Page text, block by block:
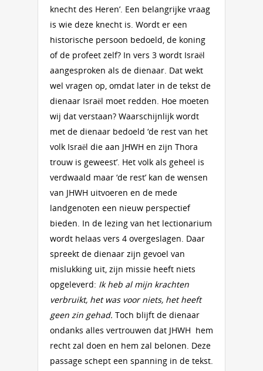
knecht des Heren’. Een belangrijke vraag
is wie deze knecht is. Wordt er een
historische persoon bedoeld, de koning
of de profeet zelf? In vers 3 wordt Israël
aangesproken als de dienaar. Dat wekt
wel vragen op, omdat later in de tekst de
dienaar Israël moet redden. Hoe moeten
wij dat verstaan? Waarschijnlijk wordt
met de dienaar bedoeld ‘de rest van het
volk Israël die aan JHWH en zijn Thora
trouw is geweest’. Het volk als geheel is
verdwaald maar ‘de rest’ kan de wensen
van JHWH uitvoeren en de mede
landgenoten een nieuw perspectief
bieden. In de lezing van het lectionarium
wordt helaas vers 4 overgeslagen. Daar
spreekt de dienaar zijn gevoel van
mislukking uit, zijn missie heeft niets
opgeleverd: Ik heb al mijn krachten
verbruikt, het was voor niets, het heeft
geen zin gehad. Toch blijft de dienaar
ondanks alles vertrouwen dat JHWH hem
recht zal doen en hem zal belonen. Deze
passage schept een spanning in de tekst.